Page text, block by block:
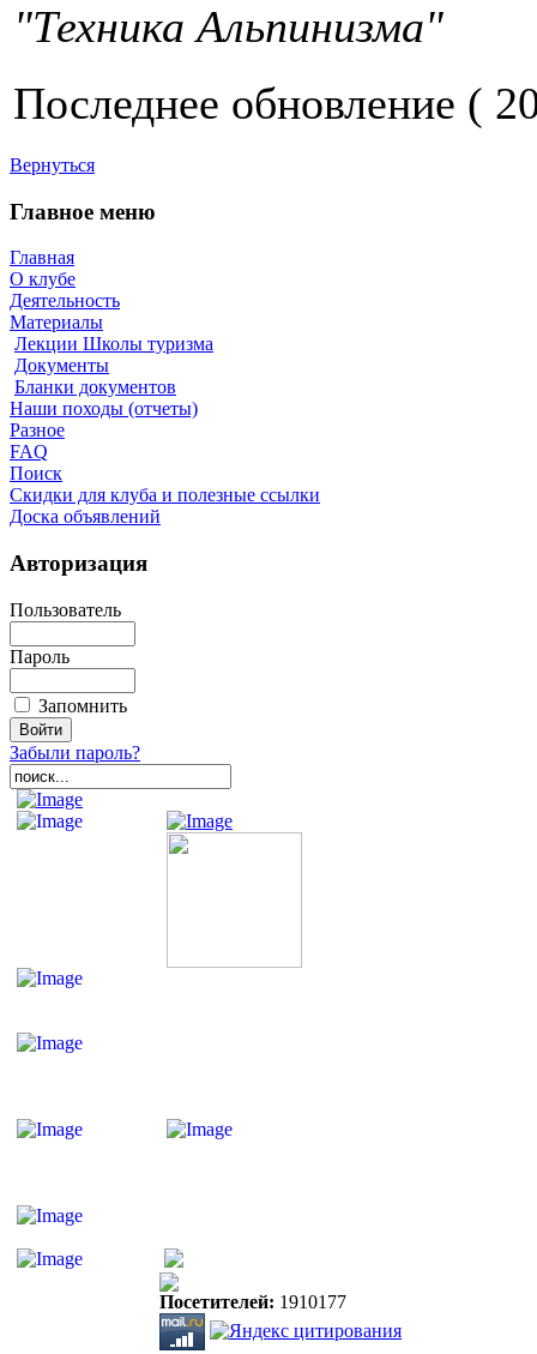
"Техника Альпинизма"
Последнее обновление (
Вернуться
Главное меню
Главная
О клубе
Деятельность
Материалы
Лекции Школы туризма
Документы
Бланки документов
Наши походы (отчеты)
Разное
FAQ
Поиск
Скидки для клуба и полезные ссылки
Доска объявлений
Авторизация
Пользователь
Пароль
Запомнить
Забыли пароль?
Посетителей: 1910177